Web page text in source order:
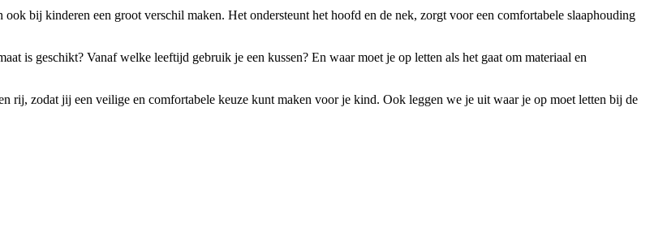
bij kinderen een groot verschil maken. Het ondersteunt het hoofd en de nek, zorgt voor een comfortabele slaaphouding
is geschikt? Vanaf welke leeftijd gebruik je een kussen? En waar moet je op letten als het gaat om materiaal en
rij, zodat jij een veilige en comfortabele keuze kunt maken voor je kind. Ook leggen we je uit waar je op moet letten bij de